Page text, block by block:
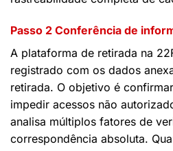
Passo 2 Conferência de
A plataforma de retirada na
registrado com os dados
retirada. O objetivo é
impedir acessos não
analisa múltiplos fatores de
correspondência absoluta.